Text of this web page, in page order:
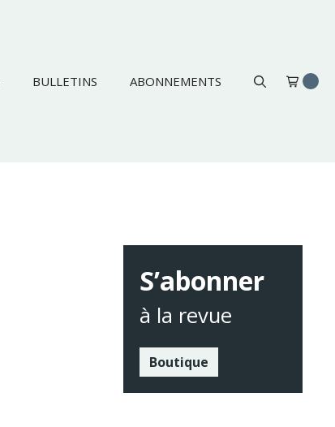
BULLETINS ABONNEMENTS
S’abonner
à la revue
Boutique